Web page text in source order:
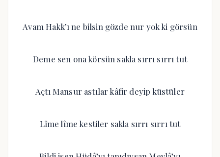
Avam Hakk’ı ne bilsin gözde nur yok ki görsün
Deme sen ona körsün sakla sırrı sırrı tut
Açtı Mansur astılar kâfir deyip küstüler
Lîme lîme kestiler sakla sırrı sırrı tut